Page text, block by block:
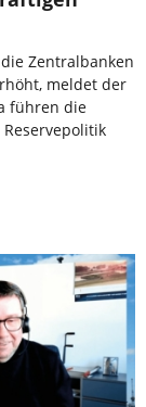
Zentralbanken
meldet der
führen die